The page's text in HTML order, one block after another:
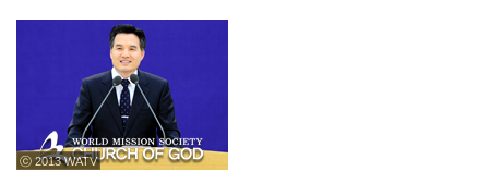
ⓒ 2013 WATV